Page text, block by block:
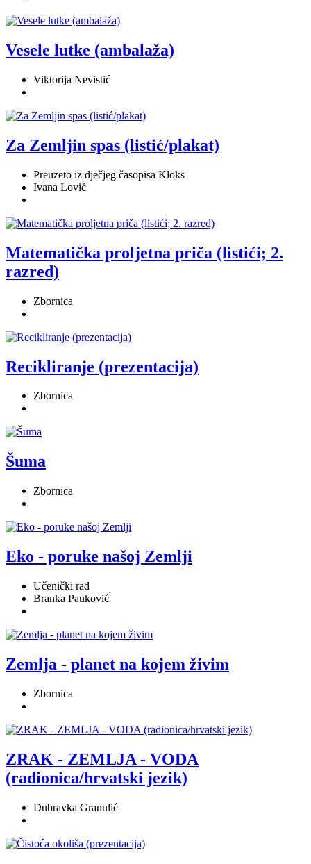
Vesele lutke (ambalaža)
Viktorija Nevistić
Za Zemljin spas (listić/plakat)
Preuzeto iz dječjeg časopisa Kloks
Ivana Lović
Matematička proljetna priča (listići; 2.
razred)
Zbornica
Recikliranje (prezentacija)
Zbornica
Šuma
Zbornica
Eko - poruke našoj Zemlji
Učenički rad
Branka Pauković
Zemlja - planet na kojem živim
Zbornica
ZRAK - ZEMLJA - VODA
(radionica/hrvatski jezik)
Dubravka Granulić